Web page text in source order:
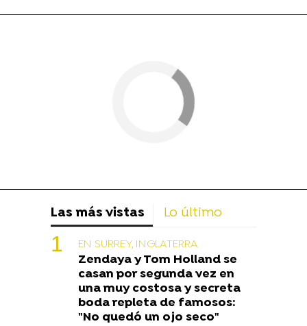
Las más vistas Lo último
EN SURREY, INGLATERRA
Zendaya y Tom Holland se
casan por segunda vez en
una muy costosa y secreta
boda repleta de famosos:
"No quedó un ojo seco"